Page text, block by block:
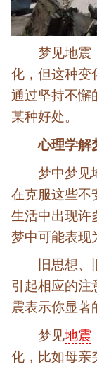
梦见地震
化，但这种变
通过坚持不懈
某种好处。
心理学解
梦中梦见
在克服这些不
生活中出现许
梦中可能表现
旧思想
引起相应的注
震表示你显著
梦见地震
化，比如母亲